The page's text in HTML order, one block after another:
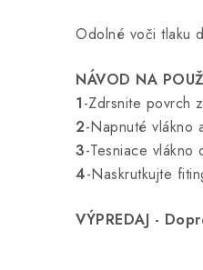
Odolné voči tlaku
NÁVOD NA
1-Zdrsnite povrch
2-Napnuté vlákno
3-Tesniace
4-Naskrutkujte
VÝPREDAJ -